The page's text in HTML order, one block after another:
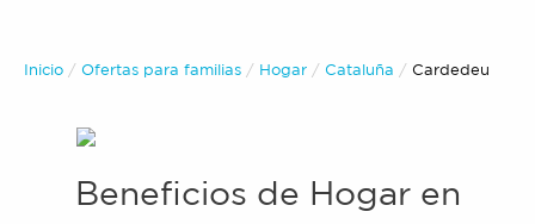
Inicio Ofertas para familias Hogar Cataluña Actual:
Cardedeu
Beneficios de Hogaren